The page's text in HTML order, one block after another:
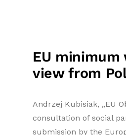
EU minimum
view from
Andrzej Kubisiak, „EU
consultation of social
submission by the